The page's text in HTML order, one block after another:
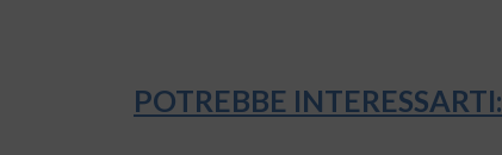
POTREBBE INTERESSARTI: